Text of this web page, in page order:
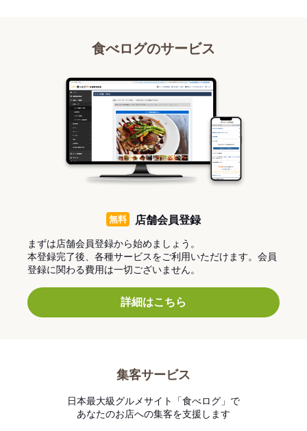
食べログのサービス
無料 店舗会員登録
まずは店舗会員登録から始めましょう。
本登録完了後、各種サービスをご利用いただけます。会員
登録に関わる費用は一切ございません。
詳細はこちら
集客サービス
日本最大級グルメサイト「食べログ」で
あなたのお店への集客を支援します